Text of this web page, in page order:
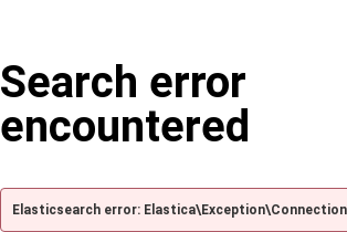
Search error
encountered
Elasticsearch error: